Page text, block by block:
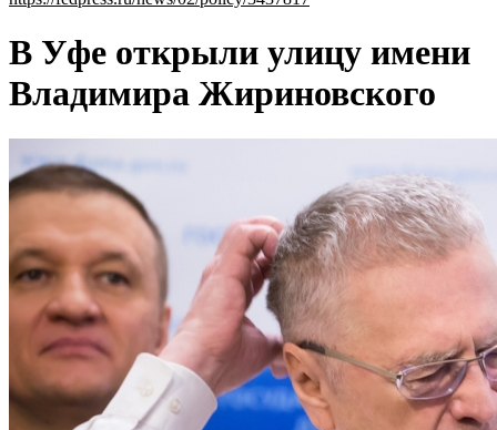
В Уфе открыли улицу имени
Владимира Жириновского